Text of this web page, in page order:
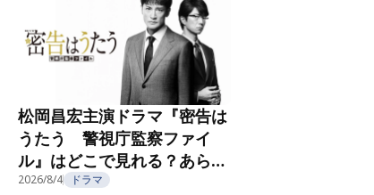
松岡昌宏主演ドラマ『密告は
うたう 警視庁監察ファイ
ル』はどこで見れる？あらす
じ・キャスト・配信視聴方法
2026/8/4 ドラマ